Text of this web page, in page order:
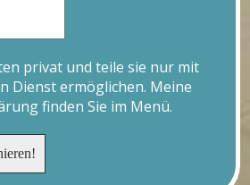
privat und teile sie nur mit
Dienst ermöglichen. Meine
finden Sie im Menü.